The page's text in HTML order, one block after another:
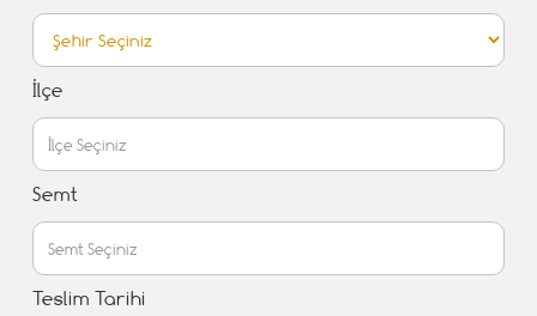
İlçe
Semt
Teslim Tarihi